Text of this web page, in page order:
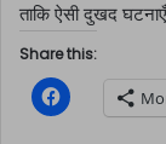
ताकि ऐसी दुखद
Share this:
C
l